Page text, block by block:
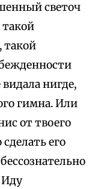
светоч
такой
нигде,
гимна. Или
от твоего
его